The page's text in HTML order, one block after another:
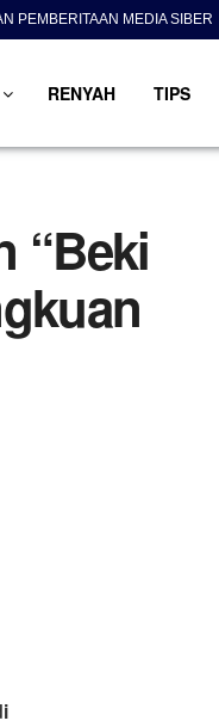
PEMBERITAAN MEDIA SIBER
RENYAH TIPS
“Beki